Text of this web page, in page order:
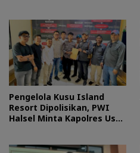
Pengelola Kusu Island
Resort Dipolisikan, PWI
Halsel Minta Kapolres Usut